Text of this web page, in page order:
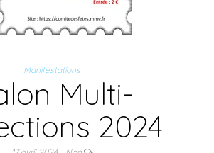
Manifestations
Multi-
2024